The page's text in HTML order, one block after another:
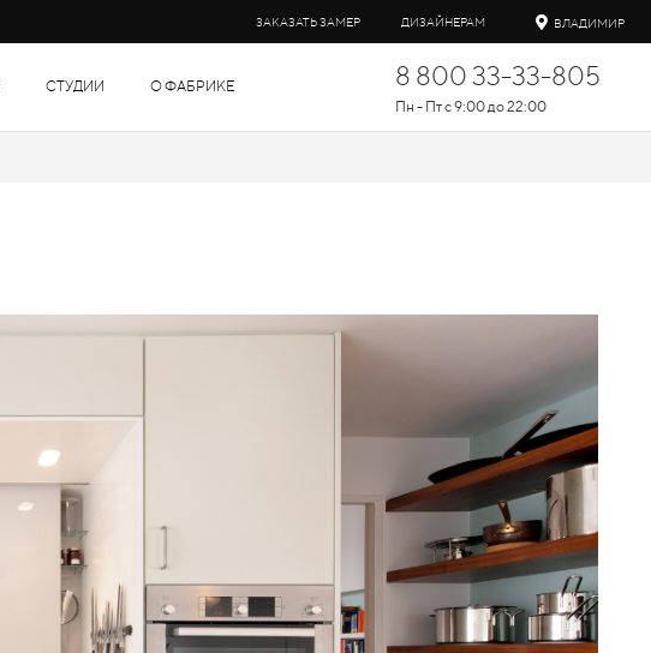
ЗАКАЗАТЬ ЗАМЕР ДИЗАЙНЕРАМ ВЛАДИМИР
СТУДИИ О ФАБРИКЕ 8 800 33-33-805
Пн - Пт с 9:00 до 22:00